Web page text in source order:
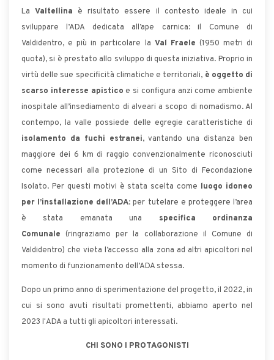
LaValtellina è risultato essere il contesto ideale in cui
sviluppare l’ADA dedicata all’ape carnica: il Comune di
Valdidentro, e più in particolare la Val Fraele (1950 metri di
quota), si è prestato allo sviluppo di questa iniziativa. Proprio in
virtù delle sue specificità climatiche e territoriali, è oggetto di
scarso interesse apistico e si configura anzi come ambiente
inospitale all’insediamento di alveari a scopo di nomadismo. Al
contempo, la valle possiede delle egregie caratteristiche di
isolamento da fuchi estranei, vantando una distanza ben
maggiore dei 6 km di raggio convenzionalmente riconosciuti
come necessari alla protezione di un Sito di Fecondazione
Isolato. Per questi motivi è stata scelta come luogo idoneo
per l’installazione dell’ADA: per tutelare e proteggere l’area
è stata emanata una specifica ordinanza
Comunale (ringraziamo per la collaborazione il Comune di
Valdidentro) che vieta l’accesso alla zona ad altri apicoltori nel
momento di funzionamento dell’ADA stessa.
Dopo un primo anno di sperimentazione del progetto, il 2022, in
cui si sono avuti risultati promettenti, abbiamo aperto nel
2023 l'ADA a tutti gli apicoltori interessati.
CHI SONO I PROTAGONISTI